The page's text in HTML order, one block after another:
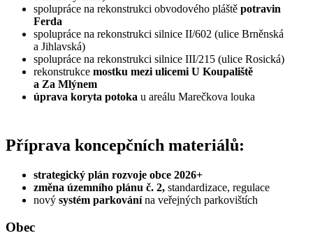
spolupráce na rekonstrukci obvodového pláště potravin
Ferda
spolupráce na rekonstrukci silnice II/602 (ulice Brněnská
a Jihlavská)
spolupráce na rekonstrukci silnice III/215 (ulice Rosická)
rekonstrukce mostku mezi ulicemi U Koupaliště
a Za Mlýnem
úprava koryta potoka u areálu Marečkova louka
Příprava koncepčních materiálů:
strategický plán rozvoje obce 2026+
změna územního plánu č. 2, standardizace, regulace
nový systém parkovánína veřejných parkovištích
Obec